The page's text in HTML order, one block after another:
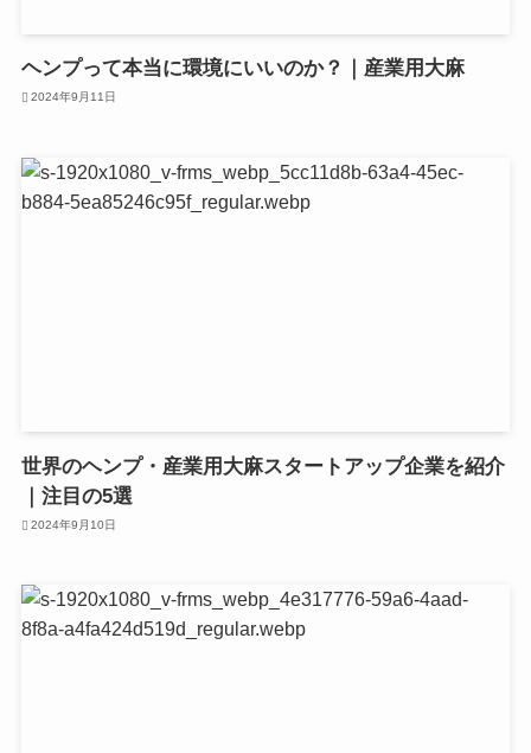
ヘンプって本当に環境にいいのか？｜産業用大麻
2024年9月11日
世界のヘンプ・産業用大麻スタートアップ企業を紹介
｜注目の5選
2024年9月10日